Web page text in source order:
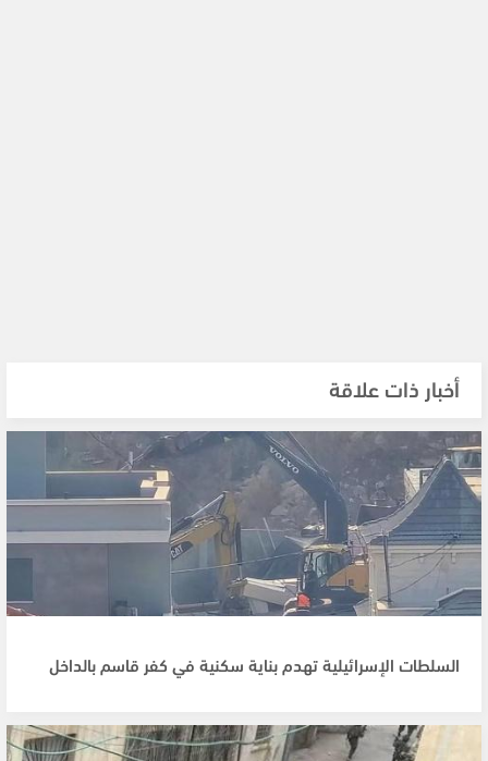
أخبار ذات علاقة
السلطات الإسرائيلية تهدم بناية سكنية في كفر قاسم بالداخل